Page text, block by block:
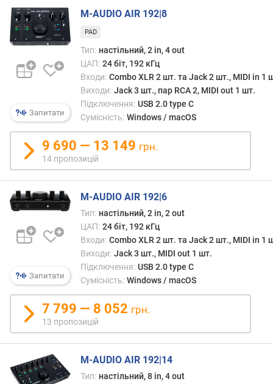
о
г
и
х
д
о
ш
е
в
и
х
а
в
і
д
к
а
и
д
а
Запитати
M-AUDIO AIR 192|8
PAD
Тип: настільний, 2 in, 4 out
ЦАП: 24 біт, 192 кГц
Входи: Combo XLR 2 шт. та Jack 2 шт., MIDI in 1
Виходи: Jack 3 шт., пар RCA 2, MIDI out 1 шт.
Підключення: USB 2.0 type C
Сумісність: Windows / macOS
9 690 — 13 149 грн.
14 пропозицій
Запитати
M-AUDIO AIR 192|6
Тип: настільний, 2 in, 2 out
ЦАП: 24 біт, 192 кГц
Входи: Combo XLR 2 шт. та Jack 2 шт., MIDI in 1
Виходи: Jack 3 шт., MIDI out 1 шт.
Підключення: USB 2.0 type C
Сумісність: Windows / macOS
7 799 — 8 052 грн.
13 пропозицій
M-AUDIO AIR 192|14
Тип: настільний, 8 in, 4 out